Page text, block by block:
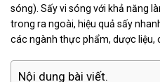
sóng). Sấy vi sóng với khả năng
trong ra ngoài, hiệu quả sấy
các ngành thực phẩm, dược liệu,
Nội dung bài viết.